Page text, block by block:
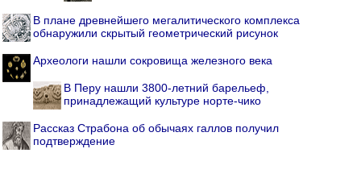
В плане древнейшего мегалитического комплекса
обнаружили скрытый геометрический рисунок
Археологи нашли сокровища железного века
В Перу нашли 3800-летний барельеф,
принадлежащий культуре норте-чико
Рассказ Страбона об обычаях галлов получил
подтверждение